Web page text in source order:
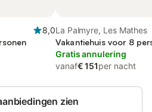
8,0La Palmyre, Les Mathes
Vakantiehuis voor 8
Gratis annulering
vanaf€ 151per nacht
zien